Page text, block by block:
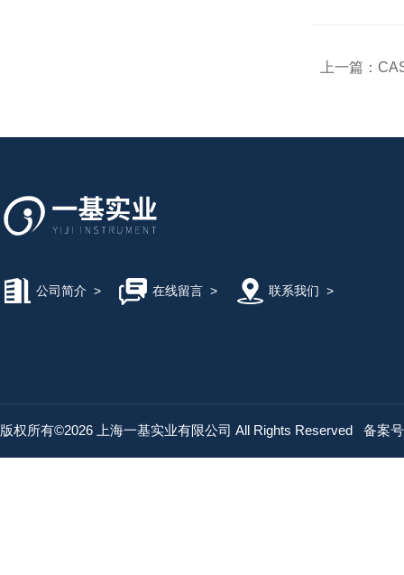
上一篇：
公司简介 > 在线留言> 联系我们 >
版权所有©2026 上海一基实业有限公司 All Rights Reserved 备案